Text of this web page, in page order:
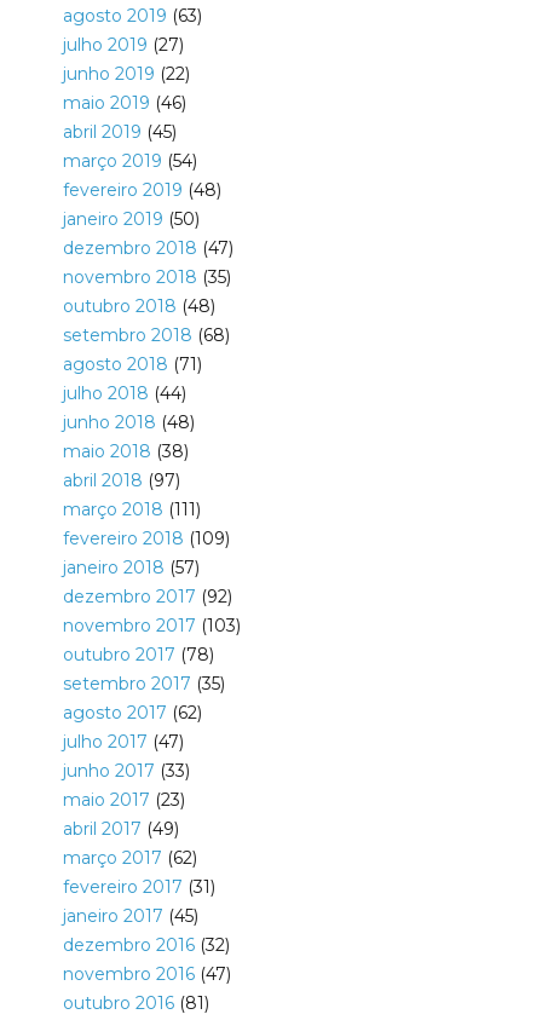
agosto 2019 (63)
julho 2019 (27)
junho 2019 (22)
maio 2019 (46)
abril 2019 (45)
março 2019 (54)
fevereiro 2019 (48)
janeiro 2019 (50)
dezembro 2018 (47)
novembro 2018 (35)
outubro 2018 (48)
setembro 2018 (68)
agosto 2018 (71)
julho 2018 (44)
junho 2018 (48)
maio 2018 (38)
abril 2018 (97)
março 2018 (111)
fevereiro 2018 (109)
janeiro 2018 (57)
dezembro 2017 (92)
novembro 2017 (103)
outubro 2017 (78)
setembro 2017 (35)
agosto 2017 (62)
julho 2017 (47)
junho 2017 (33)
maio 2017 (23)
abril 2017 (49)
março 2017 (62)
fevereiro 2017 (31)
janeiro 2017 (45)
dezembro 2016(32)
novembro 2016(47)
outubro 2016(81)